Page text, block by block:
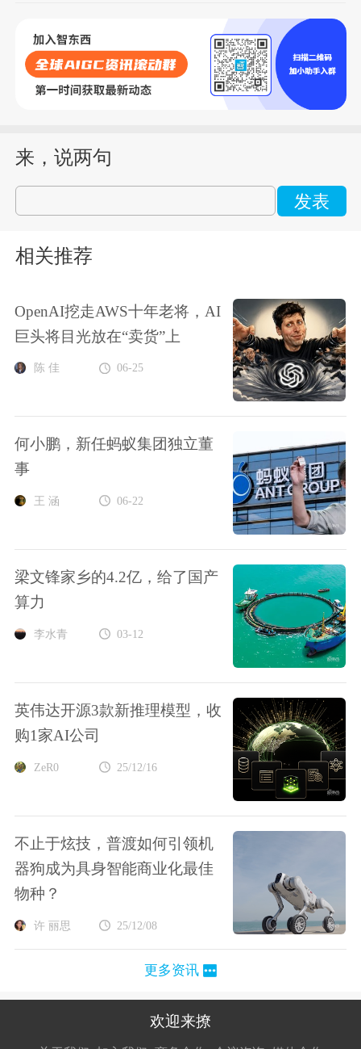
来，说两句
发表
相关推荐
OpenAI挖走AWS十年老将，AI
巨头将目光放在“卖货”上
陈 佳 06-25
何小鹏，新任蚂蚁集团独立董
事
王 涵 06-22
梁文锋家乡的4.2亿，给了国产
算力
李水青 03-12
英伟达开源3款新推理模型，收
购1家AI公司
ZeR0 25/12/16
不止于炫技，普渡如何引领机
器狗成为具身智能商业化最佳
物种？
许 丽思 25/12/08
更多资讯
欢迎来撩